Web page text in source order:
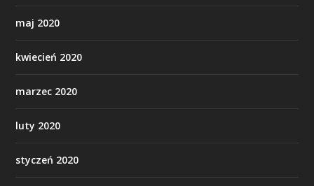
maj 2020
kwiecień 2020
marzec 2020
luty 2020
styczeń 2020